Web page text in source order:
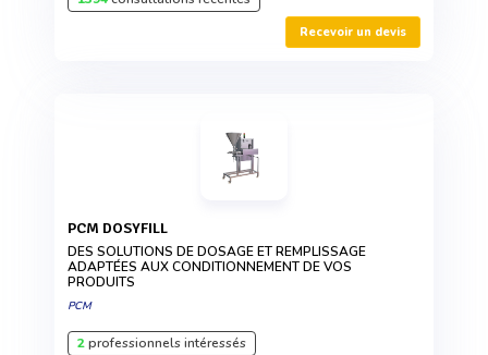
Recevoir un devis
PCM DOSYFILL
DES SOLUTIONS DE DOSAGE ET REMPLISSAGE
ADAPTÉES AUX CONDITIONNEMENT DE VOS
PRODUITS
PCM
2professionnels intéressés